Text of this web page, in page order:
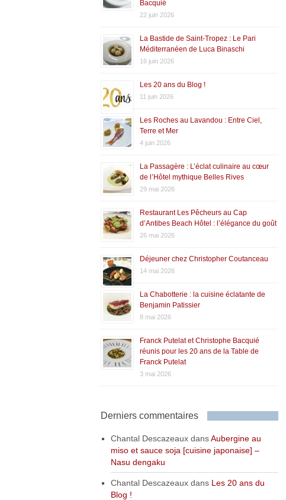
Bacquié
22 juin 2026
La Bastide de Saint-Tropez : Le Pari
Méditerranéen de Luca Binaschi
16 juin 2026
Les 20 ans du Blog !
11 juin 2026
Les Roches au Lavandou : Entre Ciel,
Terre et Mer
4 juin 2026
La Passagère : L’éclat culinaire au cœur
de l’Hôtel mythique Belles Rives
29 mai 2026
Restaurant Les Pêcheurs au Cap
d’Antibes Beach Hôtel : l’élégance du goût
26 mai 2026
Déjeuner chez Christopher Coutanceau
14 mai 2026
La Chabotterie : la cuisine éclatante de
Benjamin Patissier
8 mai 2026
Franck Putelat et Christophe Bacquié
réunis pour les 20 ans de la Table de
Franck Putelat
3 mai 2026
Derniers commentaires
Chantal DescazeauxdansAubergine au
miso et sauce soja [cuisine japonaise] –
Nasu dengaku
Chantal Descazeauxdans Les 20 ans du
Blog !